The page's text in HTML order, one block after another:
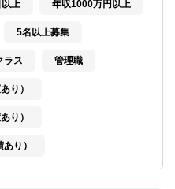
上 年収1000万円以上
5名以上募集
ラス 管理職
り）
り）
り）